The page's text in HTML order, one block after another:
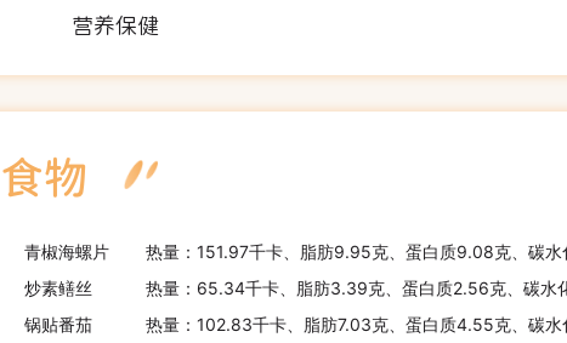
营养保健
青椒海螺片
热量：151.97千卡、脂肪9.95克、蛋白质9.08克、碳水
炒素鳝丝
热量：65.34千卡、脂肪3.39克、蛋白质2.56克、碳水
锅贴番茄
热量：102.83千卡、脂肪7.03克、蛋白质4.55克、碳